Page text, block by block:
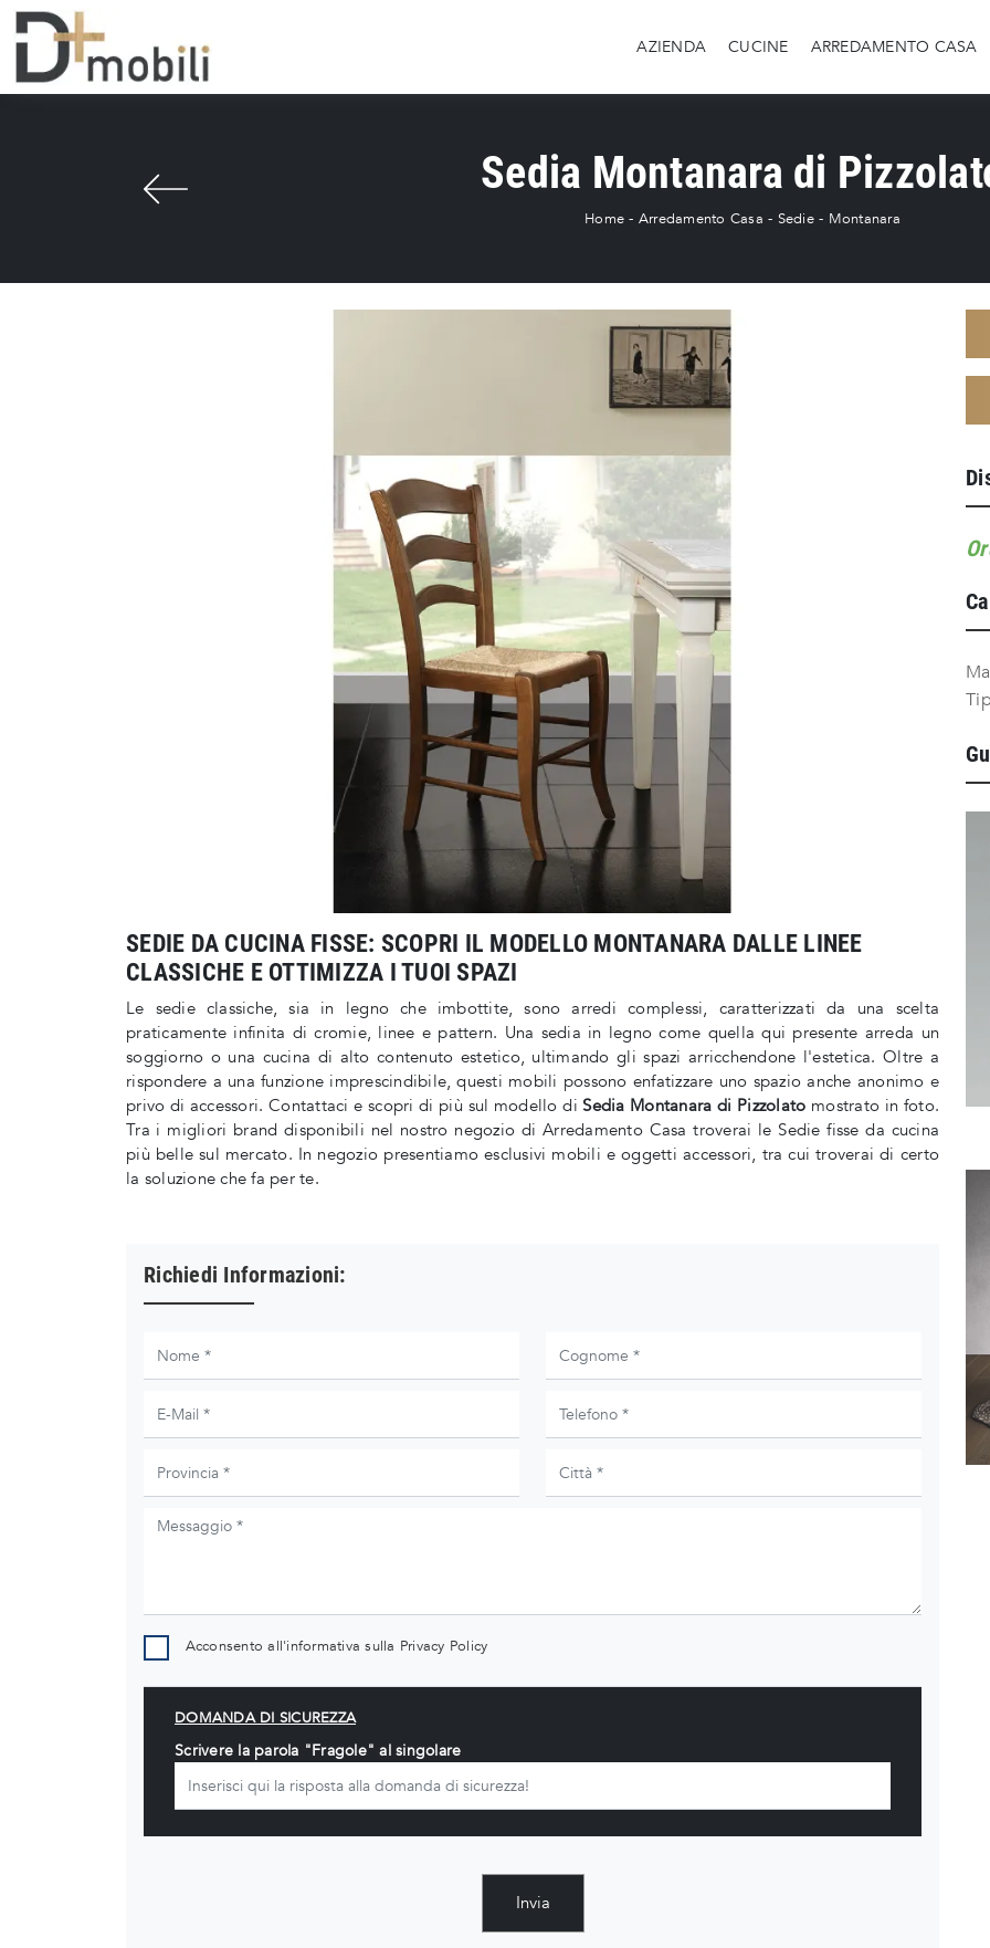
AZIENDA CUCINE ARREDAMENTO CASA
Sedia Montanara di
Home - Arredamento Casa - Sedie - Montanara
SEDIE DA CUCINA FISSE: SCOPRI IL MODELLO MONTANARA DALLE LINEE
CLASSICHE E OTTIMIZZA I TUOI SPAZI
Le sedie classiche, sia in legno che imbottite, sono arredi complessi, caratterizzati da una scelta
praticamente infinita di cromie, linee e pattern. Una sedia in legno come quella qui presente arreda un
soggiorno o una cucina di alto contenuto estetico, ultimando gli spazi arricchendone l'estetica. Oltre a
rispondere a una funzione imprescindibile, questi mobili possono enfatizzare uno spazio anche anonimo e
privo di accessori. Contattaci e scopri di più sul modello diSedia Montanara di Pizzolato mostrato in foto.
Tra i migliori brand disponibili nel nostro negozio di Arredamento Casa troverai le Sedie fisse da cucina
più belle sul mercato. In negozio presentiamo esclusivi mobili e oggetti accessori, tra cui troverai di certo
la soluzione che fa per te.
Richiedi Informazioni:
Acconsento all'informativa sulla Privacy Policy
DOMANDA DI SICUREZZA
Scrivere la parola "Fragole" al singolare
Invia